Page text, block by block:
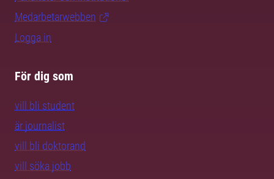
Medarbetarwebben
Logga in
För dig som
vill bli student
är journalist
vill bli doktorand
vill söka jobb